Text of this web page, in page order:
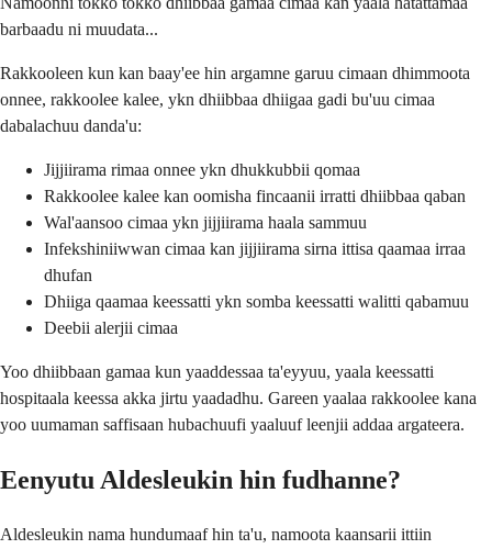
barbaadu ni muudata...
Rakkooleen kun kan baay'ee hin argamne garuu cimaan dhimmoota
onnee, rakkoolee kalee, ykn dhiibbaa dhiigaa gadi bu'uu cimaa
dabalachuu danda'u:
Jijjiirama rimaa onnee ykn dhukkubbii qomaa
Rakkoolee kalee kan oomisha fincaanii irratti dhiibbaa qaban
Wal'aansoo cimaa ykn jijjiirama haala sammuu
Infekshiniiwwan cimaa kan jijjiirama sirna ittisa qaamaa irraa
dhufan
Dhiiga qaamaa keessatti ykn somba keessatti walitti qabamuu
Deebii alerjii cimaa
Yoo dhiibbaan gamaa kun yaaddessaa ta'eyyuu, yaala keessatti
hospitaala keessa akka jirtu yaadadhu. Gareen yaalaa rakkoolee kana
yoo uumaman saffisaan hubachuufi yaaluuf leenjii addaa argateera.
Eenyutu Aldesleukin hin fudhanne?
Aldesleukin nama hundumaaf hin ta'u, namoota kaansarii ittiin